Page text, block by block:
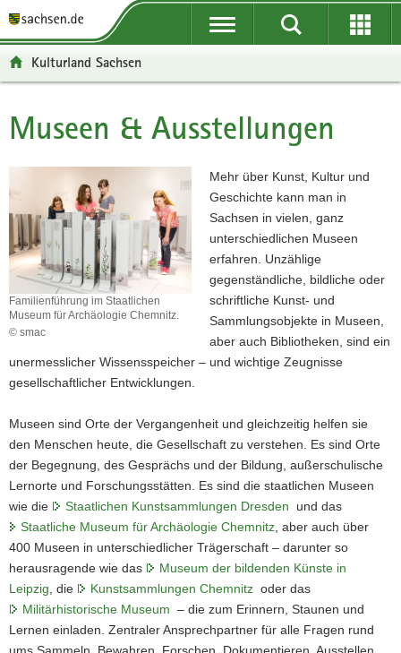
t
ü
g
r
e
i
f
e
n
d
e
a
v
i
g
a
i
o
n
t
n
g
a
t
i
o
n
p
n
t
t
-
e
i
c
h
Kulturland Sachsen
Hauptinhalt
Museen & Ausstellungen
Familienführung im Staatlichen
Museum für Archäologie Chemnitz.
© smac
im
Staatlichen
Archäologie
Chemnitz.
Mehr über Kunst, Kultur und
Geschichte kann man in
Sachsen in vielen, ganz
unterschiedlichen Museen
erfahren. Unzählige
gegenständliche, bildliche oder
schriftliche Kunst- und
Sammlungsobjekte in Museen,
aber auch Bibliotheken, sind ein
unermesslicher Wissensspeicher – und wichtige Zeugnisse
gesellschaftlicher Entwicklungen.
Museen sind Orte der Vergangenheit und gleichzeitig helfen sie
den Menschen heute, die Gesellschaft zu verstehen. Es sind Orte
der Begegnung, des Gesprächs und der Bildung, außerschulische
Lernorte und Forschungsstätten. Es sind die staatlichen Museen
wie die
Staatlichen Kunstsammlungen Dresden und das
Staatliche Museum für Archäologie Chemnitz , aber auch über
400 Museen in unterschiedlicher Trägerschaft – darunter so
herausragende wie das
Museum der bildenden Künste in
Leipzig , die Kunstsammlungen Chemnitz oder das
Militärhistorische Museum – die zum Erinnern, Staunen und
Lernen einladen. Zentraler Ansprechpartner für alle Fragen rund